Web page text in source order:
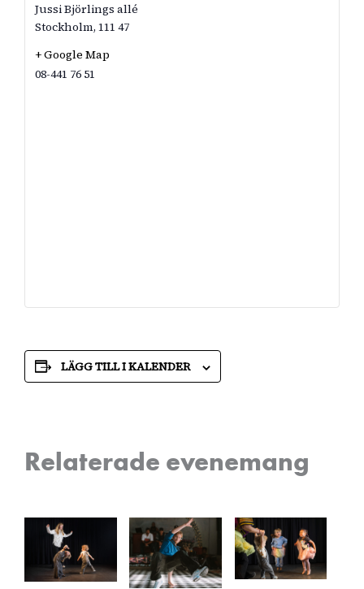
Jussi Björlings allé
Stockholm, 111 47
+ Google Map
08-441 76 51
LÄGG TILL I KALENDER
Relaterade evenemang